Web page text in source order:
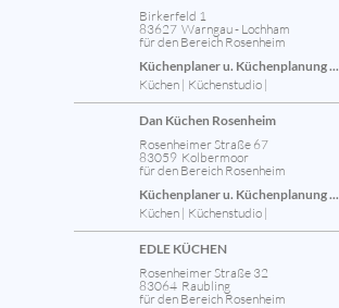
Birkerfeld 1
83627 Warngau - Lochham
für den Bereich Rosenheim
Küchenplaner u. Küchenplanung ...
Küchen | Küchenstudio |
Dan Küchen Rosenheim
Rosenheimer Straße 67
83059 Kolbermoor
für den Bereich Rosenheim
Küchenplaner u. Küchenplanung ...
Küchen | Küchenstudio |
EDLE KÜCHEN
Rosenheimer Straße 32
83064 Raubling
für den Bereich Rosenheim